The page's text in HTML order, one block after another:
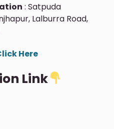
: Satpuda
Lalburra Road,
Here
Link